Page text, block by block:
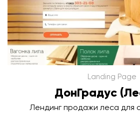
Landing Page
ДонГрадус
Лендинг продажи леса для